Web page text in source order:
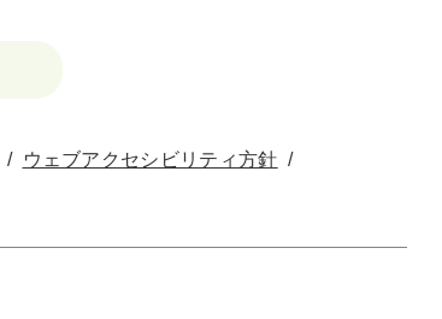
ウェブアクセシビリティ方針